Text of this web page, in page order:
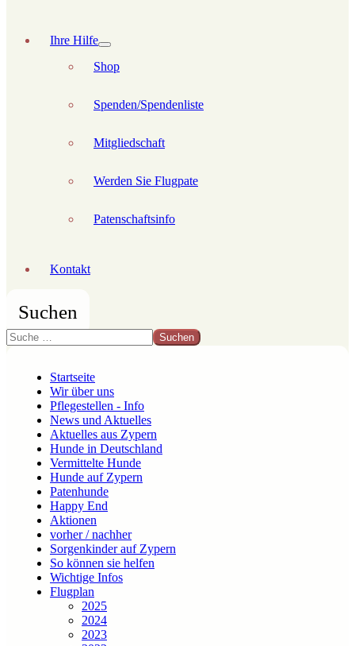
Ihre Hilfe
Shop
Spenden/Spendenliste
Mitgliedschaft
Werden Sie Flugpate
Patenschaftsinfo
Kontakt
Suchen
Suchen
Startseite
Wir über uns
Pflegestellen - Info
News und Aktuelles
Aktuelles aus Zypern
Hunde in Deutschland
Vermittelte Hunde
Hunde auf Zypern
Patenhunde
Happy End
Aktionen
vorher / nachher
Sorgenkinder auf Zypern
So können sie helfen
Wichtige Infos
Flugplan
2025
2024
2023